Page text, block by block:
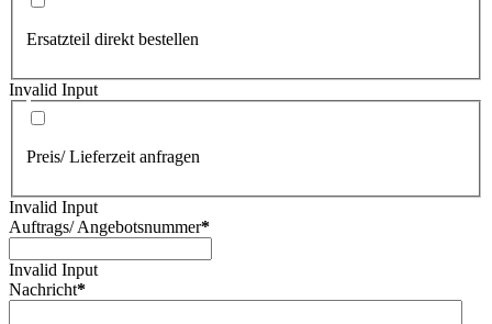
Ersatzteil direkt bestellen
Invalid Input
Preis/ Lieferzeit anfragen
Invalid Input
Auftrags/ Angebotsnummer*
Invalid Input
Nachricht*